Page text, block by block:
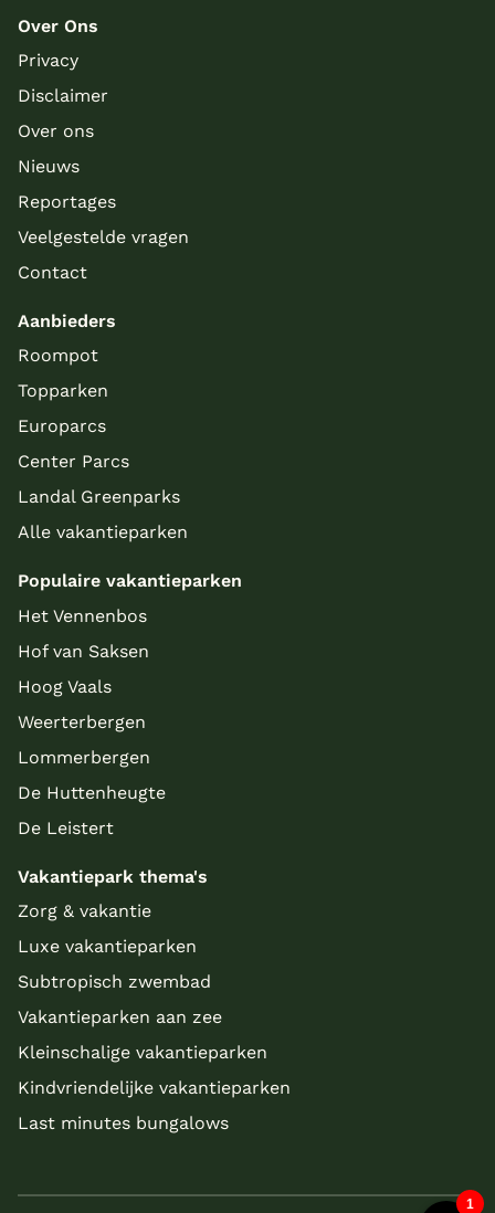
Over Ons
Privacy
Disclaimer
Over ons
Nieuws
Reportages
Veelgestelde vragen
Contact
Aanbieders
Roompot
Topparken
Europarcs
Center Parcs
Landal Greenparks
Alle vakantieparken
Populaire vakantieparken
Het Vennenbos
Hof van Saksen
Hoog Vaals
Weerterbergen
Lommerbergen
De Huttenheugte
De Leistert
Vakantiepark thema's
Zorg & vakantie
Luxe vakantieparken
Subtropisch zwembad
Vakantieparken aan zee
Kleinschalige vakantieparken
Kindvriendelijke vakantieparken
Last minutes bungalows